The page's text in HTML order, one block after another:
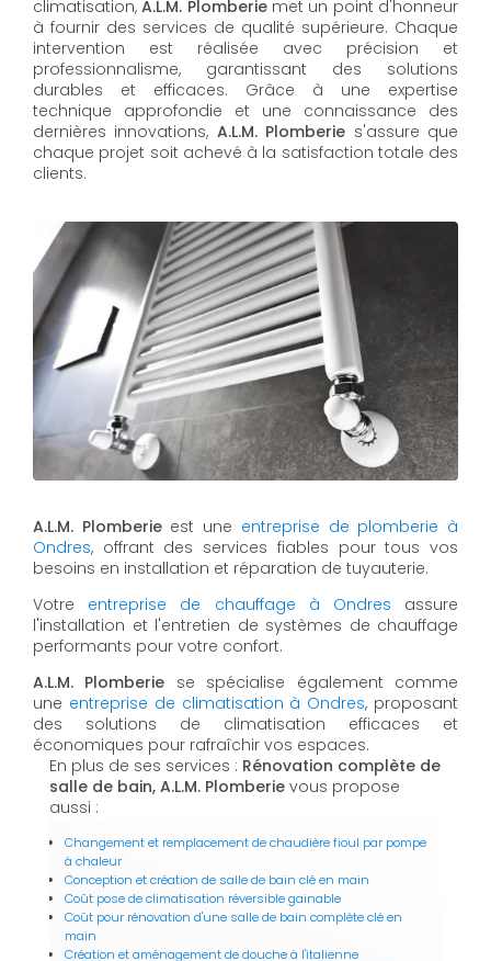
climatisation,A.L.M. Plomberiemet un point d'honneur
à fournir des services de qualité supérieure. Chaque
intervention est réalisée avec précision et
professionnalisme, garantissant des solutions
durables et efficaces. Grâce à une expertise
technique approfondie et une connaissance des
dernières innovations, A.L.M. Plomberie s'assure que
chaque projet soit achevé à la satisfaction totale des
clients.
A.L.M. Plomberieest une entreprise de plomberie à
Ondres, offrant des services fiables pour tous vos
besoins en installation et réparation de tuyauterie.
Votre entreprise de chauffage à Ondres assure
l'installation et l'entretien de systèmes de chauffage
performants pour votre confort.
A.L.M. Plomberie se spécialise également comme
une entreprise de climatisation à Ondres, proposant
des solutions de climatisation efficaces et
économiques pour rafraîchir vos espaces.
En plus de ses services : Rénovation complète de
salle de bain, A.L.M. Plomberie vous propose
aussi :
Changement et remplacement de chaudière fioul par pompe
à chaleur
Conception et création de salle de bain clé en main
Coût pose de climatisation réversible gainable
Coût pour rénovation d'une salle de bain complète clé en
main
Création et aménagement de douche à l'italienne